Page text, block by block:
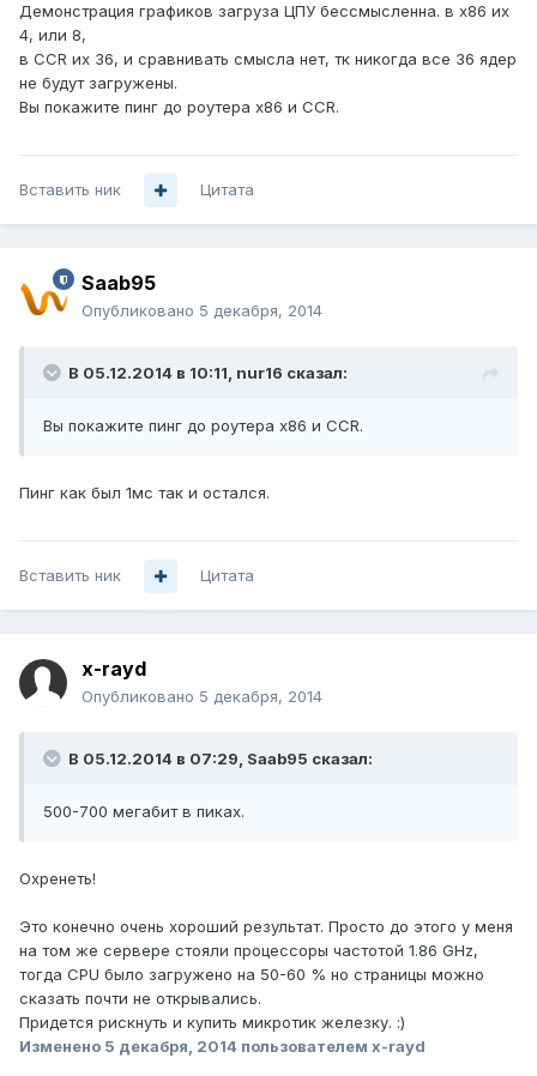
Демонстрация графиков загруза ЦПУ бессмысленна. в х86 их
4, или 8,
в CCR их 36, и сравнивать смысла нет, тк никогда все 36 ядер
не будут загружены.
Вы покажите пинг до роутера х86 и CCR.
Вставить ник Цитата
Saab95
Опубликовано 5 декабря, 2014
В 05.12.2014 в 10:11, nur16 сказал:
Вы покажите пинг до роутера х86 и CCR.
Пинг как был 1мс так и остался.
Вставить ник Цитата
x-rayd
Опубликовано 5 декабря, 2014
В 05.12.2014 в 07:29, Saab95 сказал:
500-700 мегабит в пиках.
Охренеть!
Это конечно очень хороший результат. Просто до этого у меня
на том же сервере стояли процессоры частотой 1.86 GHz,
тогда CPU было загружено на 50-60 % но страницы можно
сказать почти не открывались.
Придется рискнуть и купить микротик железку. :)
Изменено 5 декабря, 2014 пользователем x-rayd